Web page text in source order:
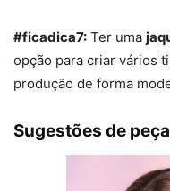
#ficadica7: Ter uma
opção para criar vários
produção de forma
Sugestões de